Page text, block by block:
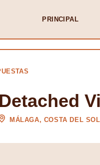
PRINCIPAL
Detached
MÁLAGA, COSTA DEL